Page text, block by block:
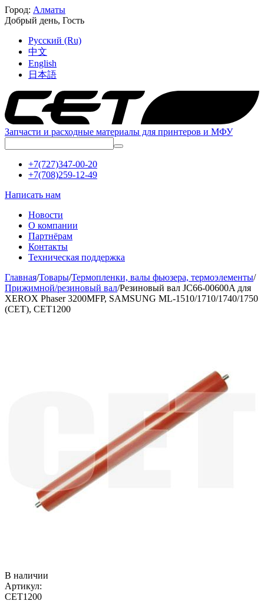
Город: Алматы
Добрый день, Гость
Русский (Ru)
中文
English
日本語
Запчасти и расходные материалы для принтеров и МФУ
+7(727)347-00-20
+7(708)259-12-49
Написать нам
Новости
О компании
Партнёрам
Контакты
Техническая поддержка
Главная/Товары/Термопленки, валы фьюзера, термоэлементы/
Прижимной/резиновый вал/Резиновый вал JC66-00600A для
XEROX Phaser 3200MFP, SAMSUNG ML-1510/1710/1740/1750
(CET), CET1200
В наличии
Артикул:
CET1200